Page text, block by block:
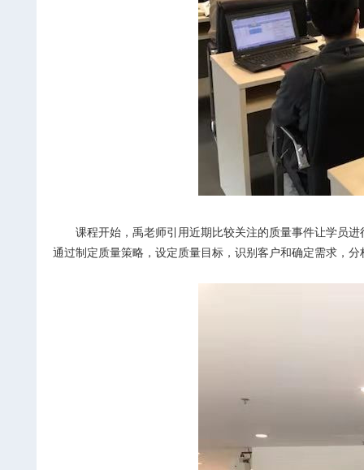
课程开始，禹老师引用近期比较关注的质量事件让学员
通过制定质量策略，设定质量目标，识别客户和确定需求，